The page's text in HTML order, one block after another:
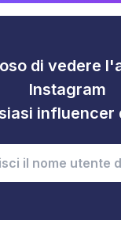
di vedere
Instagram
influencer